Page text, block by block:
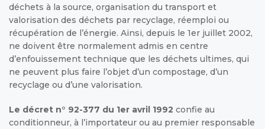
déchets à la source, organisation du transport et
valorisation des déchets par recyclage, réemploi ou
récupération de l’énergie. Ainsi, depuis le 1er juillet 2002,
ne doivent être normalement admis en centre
d’enfouissement technique que les déchets ultimes, qui
ne peuvent plus faire l’objet d’un compostage, d’un
recyclage ou d’une valorisation.
Le décret n° 92-377 du 1er avril 1992 confie au
conditionneur, à l’importateur ou au premier responsable